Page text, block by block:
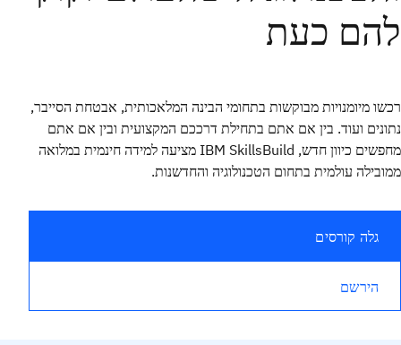
להם כעת
רכשו מיומנויות מבוקשות בתחומי הבינה המלאכותית, אבטחת הסייבר,
נתונים ועוד. בין אם אתם בתחילת דרככם המקצועית ובין אם אתם
מחפשים כיוון חדש, IBM SkillsBuild מציעה למידה חינמית במלואה
ממובילה עולמית בתחום הטכנולוגיה והחדשנות.
גלה קורסים
הירשם